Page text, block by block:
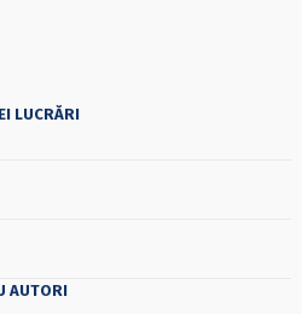
LUCRĂRI
AUTORI